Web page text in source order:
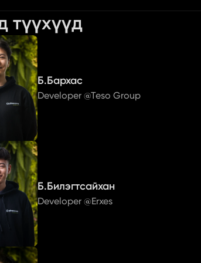
түүхүүд
Б.Бархас
Developer @Teso Group
Б.Билэгтсайхан
Developer @Erxes